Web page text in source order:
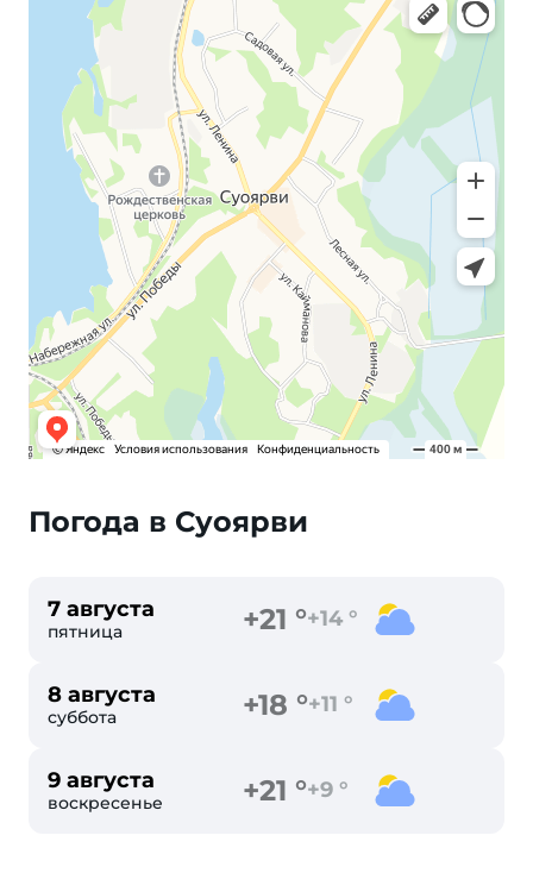
Яндекс Карты — транспорт, навигация, поиск мест
Погода в Суоярви
7 августа
пятница +21 °+14 °
8 августа
суббота +18 °+11 °
9 августа
воскресенье +21 °+9 °